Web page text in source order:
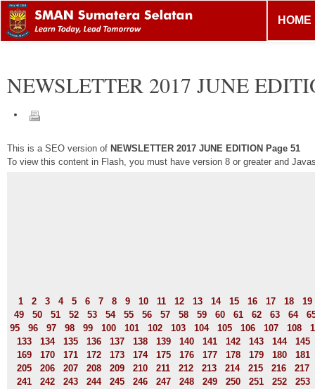
HOME
NEWSLETTER 2017 JUNE
This is a SEO version of NEWSLETTER 2017 JUNE EDITION Page 51
To view this content in Flash, you must have version 8 or greater and
1 2 3 4 5 6 7 8 9 10 11 12 13 14 15 16 17 18
19
49
50 51 52 53 54 55 56 57 58 59 60 61 62 63 64
95
96 97 98 99 100 101 102 103 104 105 106 107 108
133
134 135 136 137 138 139 140 141 142 143 144
145
169
170 171 172 173 174 175 176 177 178 179 180
181
205
206 207 208 209 210 211 212 213 214 215 216
217
241
242 243 244 245 246 247 248 249 250 251 252
253